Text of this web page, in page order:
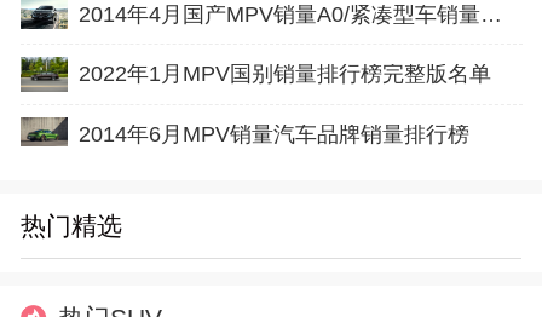
2014年4月国产MPV销量A0/紧凑型车销量排行榜
2022年1月MPV国别销量排行榜完整版名单
2014年6月MPV销量汽车品牌销量排行榜
热门精选